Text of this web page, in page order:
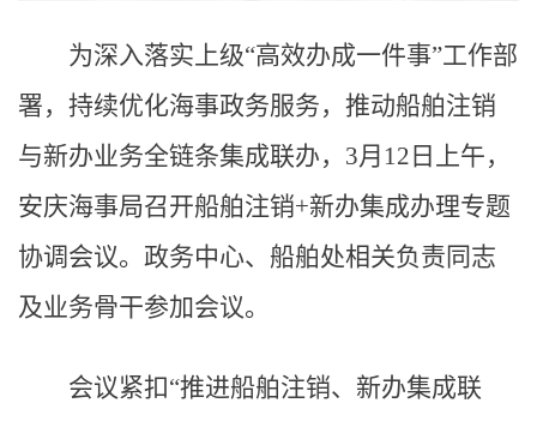
为深入落实上级“高效办成一件事”工作部
署，持续优化海事政务服务，推动船舶注销
与新办业务全链条集成联办，3月12日上午，
安庆海事局召开船舶注销+新办集成办理专题
协调会议。政务中心、船舶处相关负责同志
及业务骨干参加会议。
会议紧扣“推进船舶注销、新办集成联